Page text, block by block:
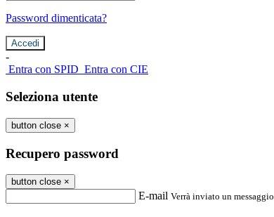
Password dimenticata?
-
Entra con SPID Entra con CIE
Seleziona utente
button close ×
Recupero password
button close ×
E-mail Verrà inviato un